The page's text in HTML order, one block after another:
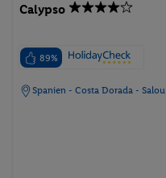
Calypso
89%
Spanien - Costa Dorada - Salou